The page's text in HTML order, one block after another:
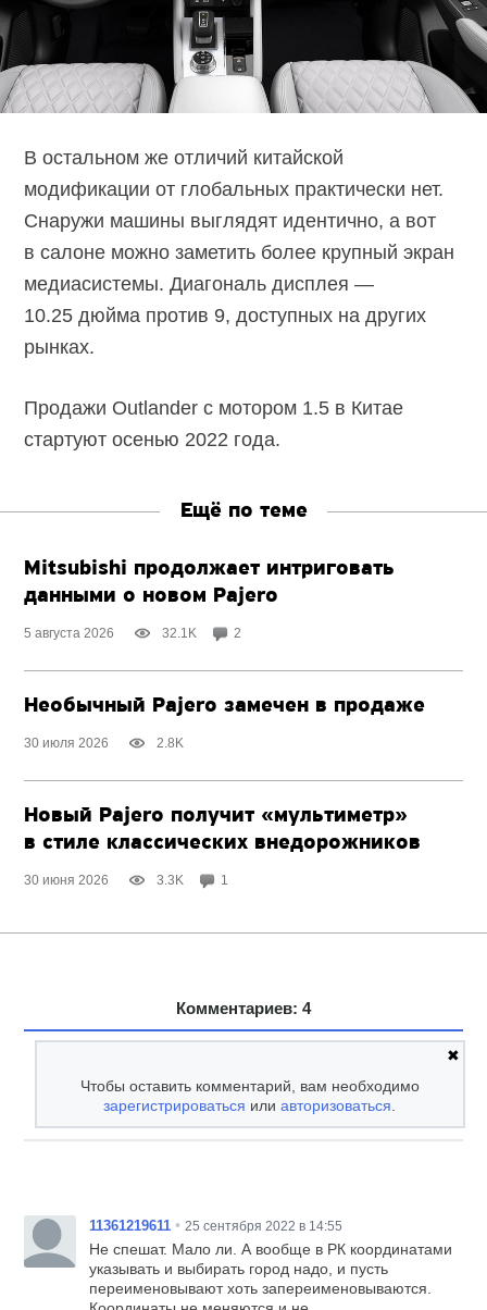
В остальном же отличий китайской
модификации от глобальных практически нет.
Снаружи машины выглядят идентично, а вот
в салоне можно заметить более крупный экран
медиасистемы. Диагональ дисплея —
10.25 дюйма против 9, доступных на других
рынках.
Продажи Outlander с мотором 1.5 в Китае
стартуют осенью 2022 года.
Ещё по теме
Mitsubishi продолжает интриговать
данными о новом Pajero
5 августа 2026 32.1K 2
Необычный Pajero замечен в продаже
30 июля 2026 2.8K
Новый Pajero получит «мультиметр»
в стиле классических внедорожников
30 июня 2026 3.3K 1
Комментариев: 4
✖
Чтобы оставить комментарий, вам необходимо
зарегистрироваться илиавторизоваться
11361219611 • 25 сентября 2022 в 14:55
Не спешат. Мало ли. А вообще в РК координатами
указывать и выбирать город надо, и пусть
переименовывают хоть запереименовываются.